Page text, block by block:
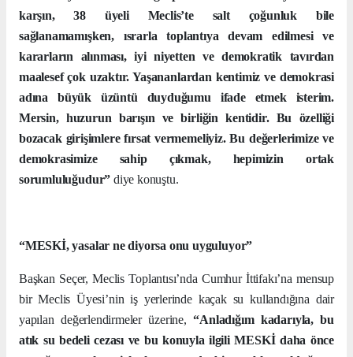
karşın, 38 üyeli Meclis’te salt çoğunluk bile
sağlanamamışken, ısrarla toplantıya devam edilmesi ve
kararların alınması, iyi niyetten ve demokratik tavırdan
maalesef çok uzaktır. Yaşananlardan kentimiz ve demokrasi
adına büyük üzüntü duyduğumu ifade etmek isterim.
Mersin, huzurun barışın ve birliğin kentidir. Bu özelliği
bozacak girişimlere fırsat vermemeliyiz. Bu değerlerimize ve
demokrasimize sahip çıkmak, hepimizin ortak
sorumluluğudur” diye konuştu.
“MESKİ, yasalar ne diyorsa onu uyguluyor”
Başkan Seçer, Meclis Toplantısı’nda Cumhur İttifakı’na mensup
bir Meclis Üyesi’nin iş yerlerinde kaçak su kullandığına dair
yapılan değerlendirmeler üzerine,“Anladığım kadarıyla, bu
atık su bedeli cezası ve bu konuyla ilgili MESKİ daha önce